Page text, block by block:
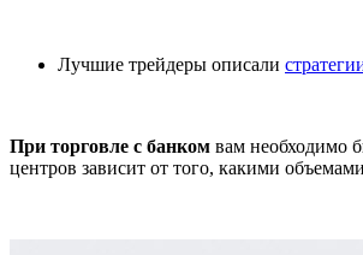
Лучшие трейдеры описали
При торговле с банком вам необходимо
центров зависит от того, какими